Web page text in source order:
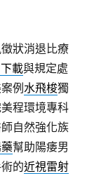
狀消退比療
載與規定處
例水飛梭獨
程環境專科
自然強化族
幫助陽痿男
的近視雷射